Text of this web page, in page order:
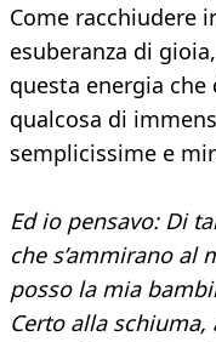
Come racchiudere
esuberanza di
questa energia
qualcosa di
semplicissime e
Ed io pensavo: Di
che s’ammirano al
posso la mia
Certo alla